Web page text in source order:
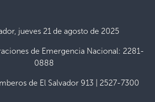
jueves 21 de agosto de 2025
de Emergencia Nacional: 2281-
0888
de El Salvador 913 | 2527-7300